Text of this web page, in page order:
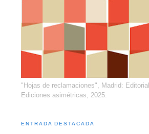
"Hojas de reclamaciones", Madrid: Editorial
Ediciones asimétricas, 2025.
ENTRADA DESTACADA